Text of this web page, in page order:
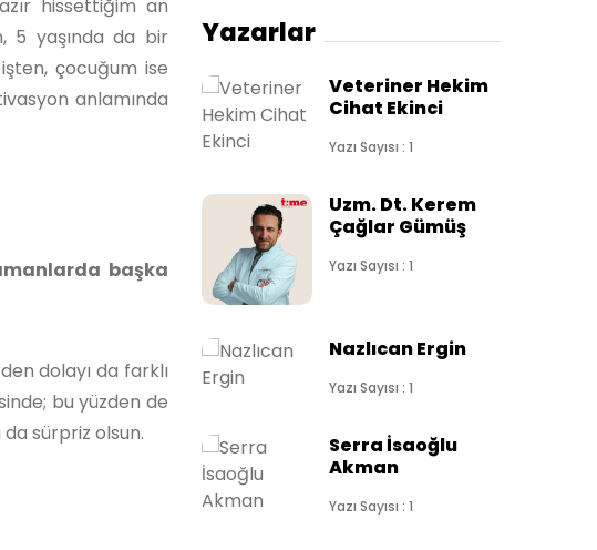
hissettiğim an
5 yaşında da bir
çocuğum ise
anlamında
başka
dolayı da farklı
bu yüzden de
sürpriz olsun.
Yazarlar
Veteriner Hekim
Cihat Ekinci
Yazı Sayısı : 1
Uzm. Dt. Kerem
Çağlar Gümüş
Yazı Sayısı : 1
Nazlıcan Ergin
Yazı Sayısı : 1
Serra İsaoğlu
Akman
Yazı Sayısı : 1